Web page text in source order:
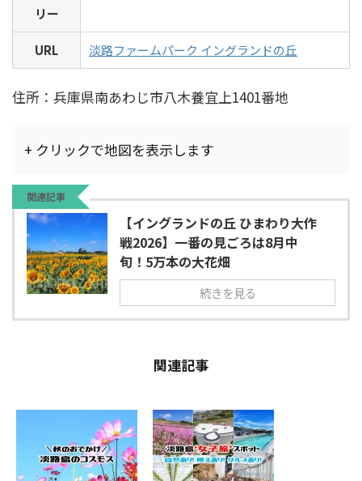
リー
URL 淡路ファームパーク イングランドの丘
住所：兵庫県南あわじ市八木養宜上1401番地
+ クリックで地図を表示します
関連記事
【イングランドの丘 ひまわり大作
戦2026】一番の見ごろは8月中
旬！5万本の大花畑
続きを見る
関連記事